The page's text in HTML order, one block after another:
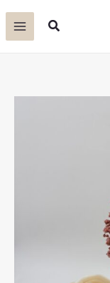
Inhalt
Suchen